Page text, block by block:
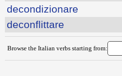
decondizionare
deconflittare
Browse the Italian verbs starting from: